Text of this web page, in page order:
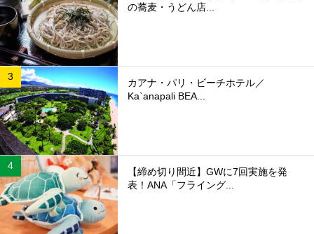
の蕎麦・うどん店...
カアナ・パリ・ビーチホテル／
Ka`anapali BEA...
【締め切り間近】GWに7回実施を発
表！ANA「フライング...